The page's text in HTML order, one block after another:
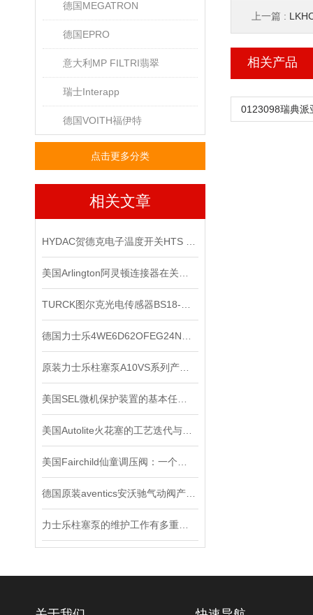
德国MEGATRON
德国EPRO
意大利MP FILTRI翡翠
瑞士Interapp
德国VOITH福伊特
点击更多分类
相关文章
上一篇 :
相关产品
0123098瑞典派